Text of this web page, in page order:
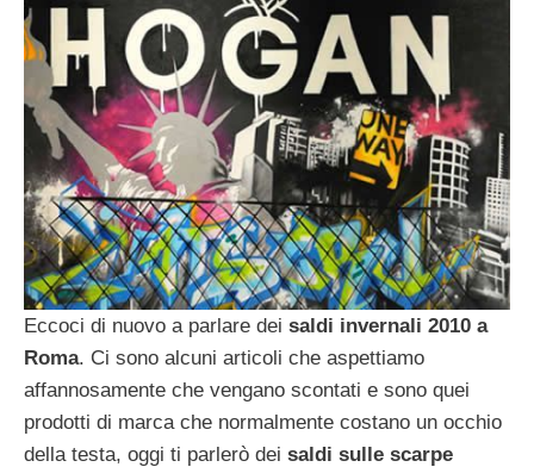
Eccoci di nuovo a parlare dei saldi invernali 2010 a
Roma. Ci sono alcuni articoli che aspettiamo
affannosamente che vengano scontati e sono quei
prodotti di marca che normalmente costano un occhio
della testa, oggi ti parlerò dei saldi sulle scarpe